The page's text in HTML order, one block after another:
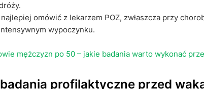
omówić z lekarzem POZ, zwłaszcza przy
wypoczynku.
mężczyzn po 50 – jakie badania warto wykonać
profilaktyczne przed